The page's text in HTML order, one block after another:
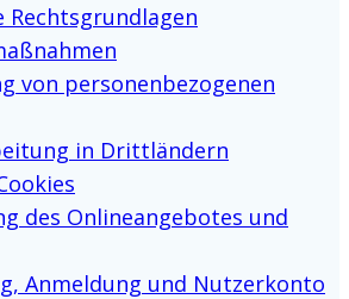
Rechtsgrundlagen
von personenbezogenen
in Drittländern
des Onlineangebotes und
Anmeldung und Nutzerkonto